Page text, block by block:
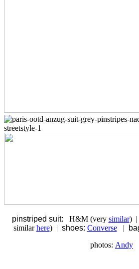
pinstriped suit: H&M (very similar) |
similarhere) | shoes: Converse|
photos: Andy